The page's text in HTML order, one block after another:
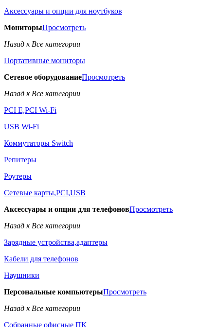
Аксессуары и опции для ноутбуков
МониторыПросмотреть
Назад к Все категории
Портативные мониторы
Сетевое оборудованиеПросмотреть
Назад к Все категории
PCI E,PCI Wi-Fi
USB Wi-Fi
Коммутаторы Switch
Репитеры
Роутеры
Сетевые карты,PCI,USB
Аксессуары и опции для телефоновПросмотреть
Назад к Все категории
Зарядные устройства,адаптеры
Кабели для телефонов
Наушники
Персональные компьютерыПросмотреть
Назад к Все категории
Собранные офисные ПК